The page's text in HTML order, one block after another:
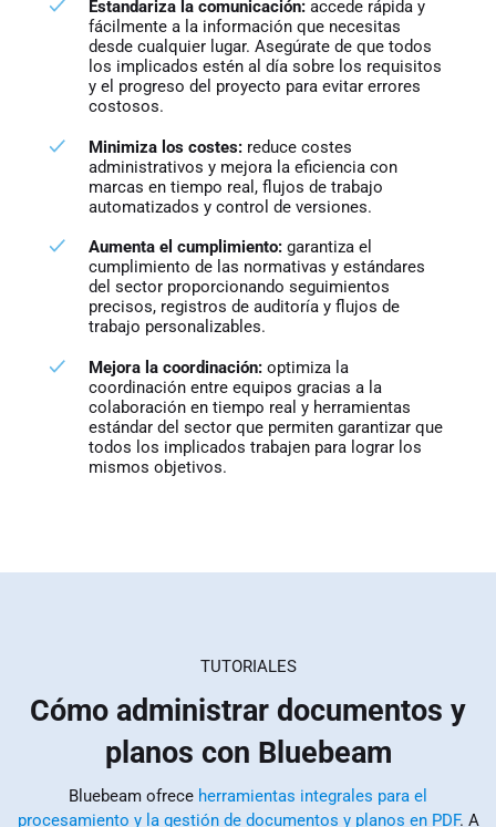
Estandariza la comunicación: accede rápida y
fácilmente a la información que necesitas
desde cualquier lugar. Asegúrate de que todos
los implicados estén al día sobre los requisitos
y el progreso del proyecto para evitar errores
costosos.
Minimiza los costes: reduce costes
administrativos y mejora la eficiencia con
marcas en tiempo real, flujos de trabajo
automatizados y control de versiones.
Aumenta el cumplimiento: garantiza el
cumplimiento de las normativas y estándares
del sector proporcionando seguimientos
precisos, registros de auditoría y flujos de
trabajo personalizables.
Mejora la coordinación: optimiza la
coordinación entre equipos gracias a la
colaboración en tiempo real y herramientas
estándar del sector que permiten garantizar que
todos los implicados trabajen para lograr los
mismos objetivos.
TUTORIALES
Cómo administrar documentos y
planos con Bluebeam
Bluebeam ofrece herramientas integrales para el
procesamiento y la gestión de documentos y planos en PDF. A